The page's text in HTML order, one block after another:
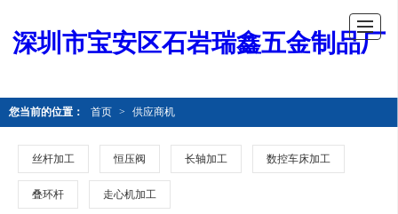
深圳市宝安区石岩瑞鑫五金制品厂
您当前的位置： 首页 > 供应商机
丝杆加工 恒压阀 长轴加工 数控车床加工
叠环杆 走心机加工